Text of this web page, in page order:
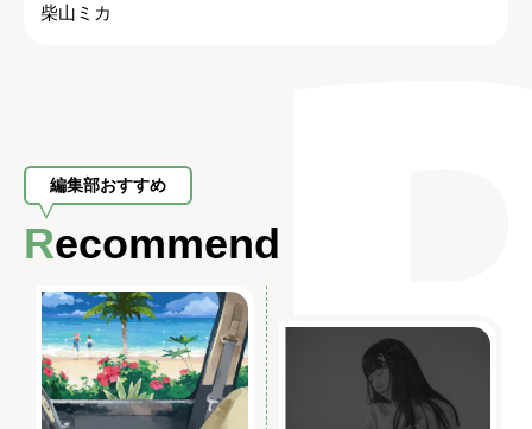
柴山ミカ
編集部おすすめ
Recommend